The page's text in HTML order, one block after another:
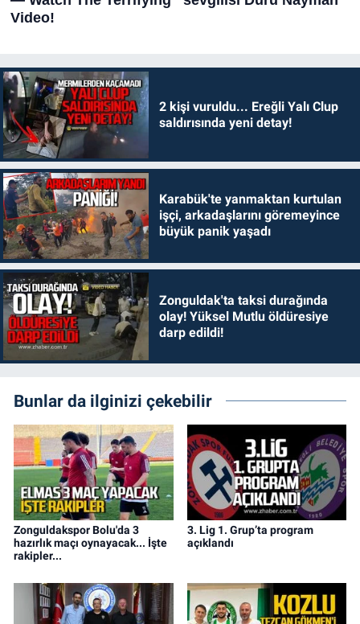
2 kişi vuruldu... Ereğli Yalı Clup
saldırısında yeni detay!
Karabük'te yanmaktan kurtulan
işçi, arkadaşlarını göremeyince
büyük panik yaşadı
Zonguldak'ta taksi durağında
olay! Yüksel Mutlu öldüresiye
darp edildi!
Bunlar da ilginizi çekebilir
Zonguldakspor Bolu'da 3
hazırlık maçı oynayacak... İşte
rakipler...
3. Lig 1. Grup’ta program
açıklandı